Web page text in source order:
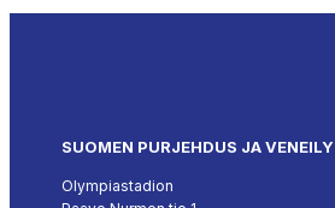
SUOMEN PURJEHDUS JA VENEILY
Olympiastadion